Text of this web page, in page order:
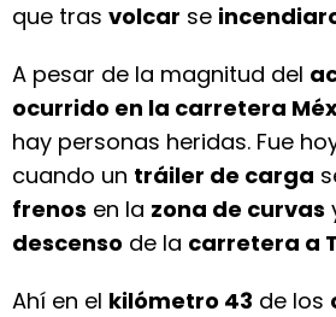
que tras volcar se
A pesar de la magnitud del
ocurrido en la carretera
hay personas heridas. Fue
cuando un tráiler de carga
frenos en la zona de curvas
descenso de la carretera a
Ahí en el kilómetro 43 de los